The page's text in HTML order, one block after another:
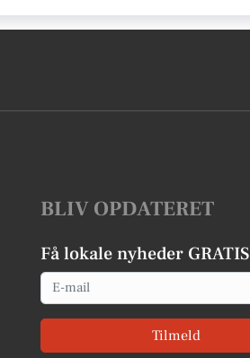
BLIV OPDATERET
Få lokale nyheder GRATIS
Email
Tilmeld